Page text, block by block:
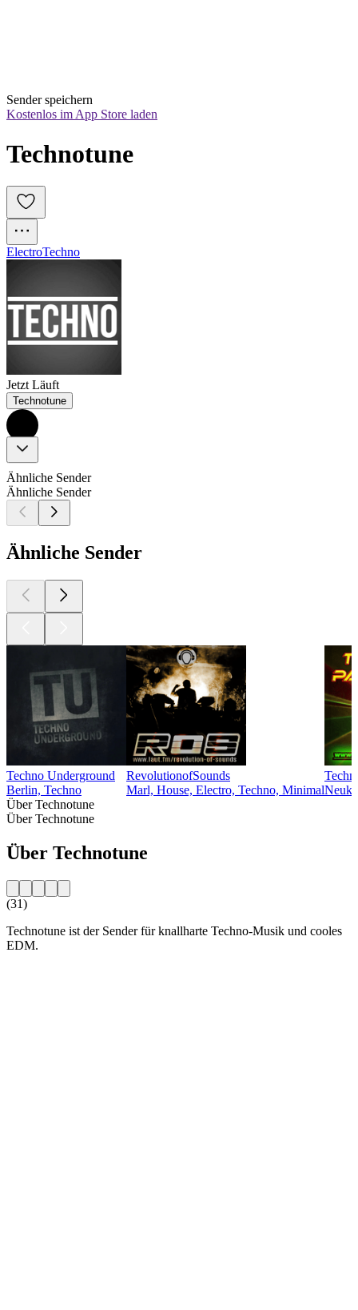
Sender speichern
Kostenlos im App Store laden
Technotune
ElectroTechno
Jetzt Läuft
Technotune
Ähnliche Sender
Ähnliche Sender
Ähnliche Sender
Techno Underground
Berlin, Techno
RevolutionofSounds
Marl, House, Electro, Techno, Minimal
Über Technotune
Über Technotune
Über Technotune
(31)
Technotune ist der Sender für knallharte Techno-Musik und cooles
EDM.